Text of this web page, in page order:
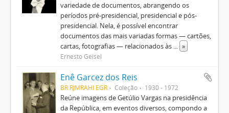
variedade de documentos, abrangendo os
períodos pré-presidencial, presidencial e pós-
presidencial. Nela, é possível encontrar
documentos das mais variadas formas — cartões,
cartas, fotografias — relacionados às ... »
Ernesto Geisel
Enê Garcez dos Reis
BR RJMRAHI EGR Coleção 1930 - 1972
Reúne imagens de Getúlio Vargas na presidência
da República, em eventos diversos, compondo a